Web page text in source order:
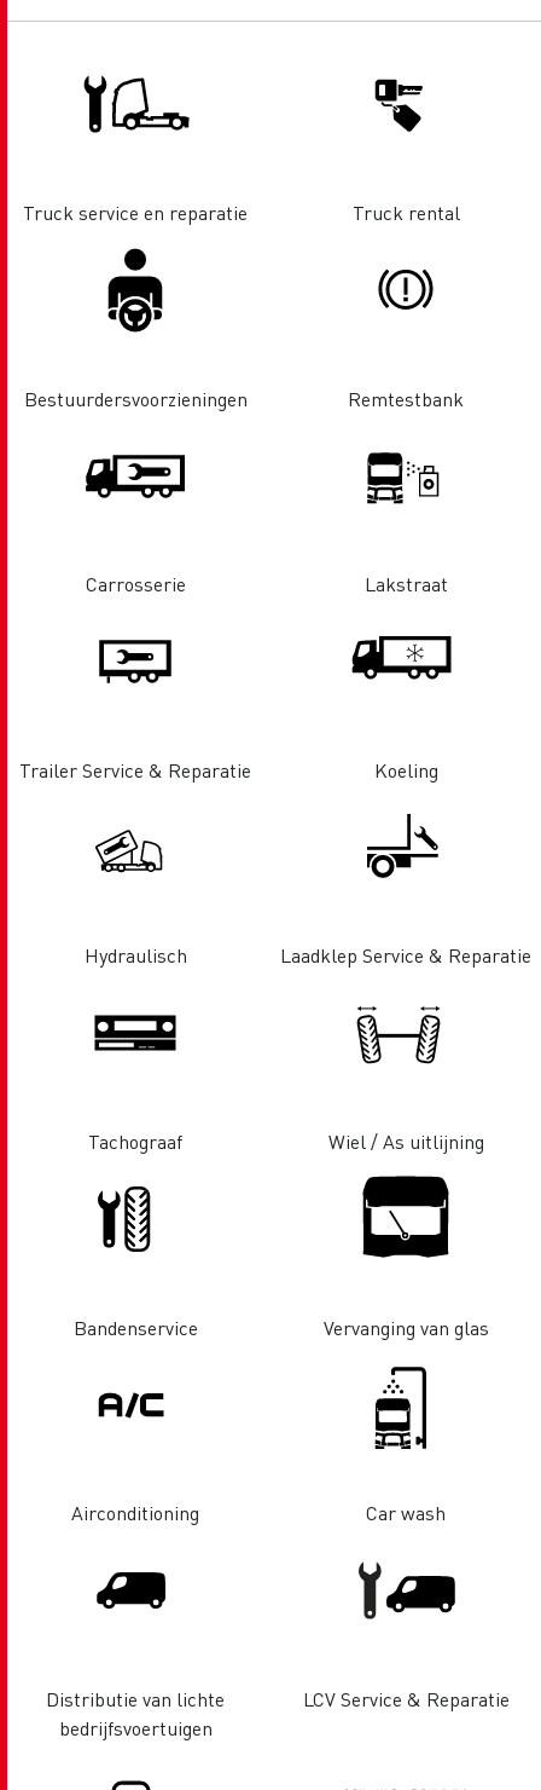
Truck service en reparatie Truck rental
Bestuurdersvoorzieningen Remtestbank
Carrosserie Lakstraat
Trailer Service & Reparatie Koeling
Hydraulisch Laadklep Service & Reparatie
Tachograaf Wiel / As uitlijning
Bandenservice Vervanging van glas
Airconditioning Car wash
Distributie van lichte
bedrijfsvoertuigen
LCV Service & Reparatie